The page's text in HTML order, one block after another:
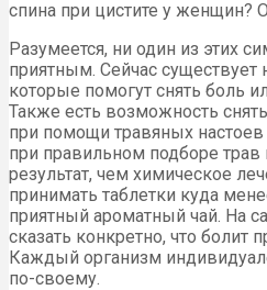
спина при цистите у женщин?
Разумеется, ни один из этих
приятным. Сейчас существует
которые помогут снять боль
Также есть возможность
при помощи травяных настоев
при правильном подборе
результат, чем химическое
принимать таблетки куда
приятный ароматный чай. На
сказать конкретно, что болит
Каждый организм
по-своему.